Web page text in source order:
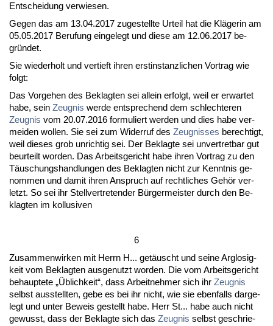
Ent­schei­dung ver­wie­sen.
Ge­gen das am 13.04.2017 zu­ge­stell­te Ur­teil hat die Kläge­rin am
05.05.2017 Be­ru­fung ein­ge­legt und die­se am 12.06.2017 be­
gründet.
Sie wie­der­holt und ver­tieft ih­ren erst­in­stanz­li­chen Vor­trag wie
folgt:
Das Vor­ge­hen des Be­klag­ten sei al­lein er­folgt, weil er er­war­tet
ha­be, sein Zeug­nis wer­de ent­spre­chend dem schlech­te­ren
Zeug­nis vom 20.07.2016 for­mu­liert wer­den und dies ha­be ver­
mei­den wol­len. Sie sei zum Wi­der­ruf des Zeug­nis­ses be­rech­tigt,
weil die­ses grob un­rich­tig sei. Der Be­klag­te sei un­ver­tret­bar gut
be­ur­teilt wor­den. Das Ar­beits­ge­richt ha­be ih­ren Vor­trag zu den
Täuschungs­hand­lun­gen des Be­klag­ten nicht zur Kennt­nis ge­
nom­men und da­mit ih­ren An­spruch auf recht­li­ches Gehör ver­
letzt. So sei ihr Stell­ver­tre­ten­der Bürger­meis­ter durch den Be­
klag­ten im kol­lu­si­ven
6
Zu­sam­men­wir­ken mit Herrn H... getäuscht und sei­ne Arg­lo­sig­
keit vom Be­klag­ten aus­ge­nutzt wor­den. Die vom Ar­beits­ge­richt
be­haup­te­te „Üblich­keit“, dass Ar­beit­neh­mer sich ihr Zeug­nis
selbst aus­stell­ten, ge­be es bei ihr nicht, wie sie eben­falls dar­ge­
legt und un­ter Be­weis ge­stellt ha­be. Herr St... ha­be auch nicht
ge­wusst, dass der Be­klag­te sich das Zeug­nis selbst ge­schrie­